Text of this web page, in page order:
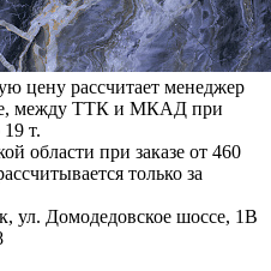
цену рассчитает менеджер
между ТТК и МКАД при
т.
области при заказе от 460
только за
ул. Домодедовское шоссе, 1В